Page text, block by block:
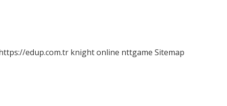
edup.com.tr knight online nttgame Sitemap